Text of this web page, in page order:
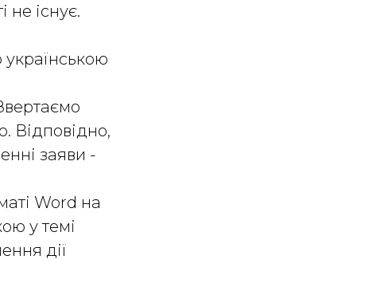
не існує.
Відповідно,
заяви -
Word на
у темі
дії